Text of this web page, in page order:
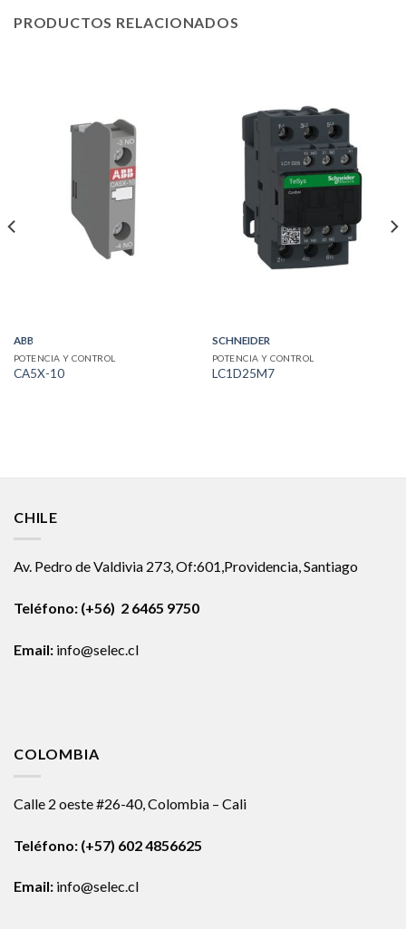
PRODUCTOS RELACIONADOS
ABB
POTENCIA Y CONTROL
CA5X-10
SCHNEIDER
POTENCIA Y CONTROL
LC1D25M7
CHILE
Av. Pedro de Valdivia 273, Of:601,Providencia, Santiago
Teléfono: (+56) 2 6465 9750
Email: info@selec.cl
COLOMBIA
Calle 2 oeste #26-40, Colombia – Cali
Teléfono: (+57) 602 4856625
Email: info@selec.cl